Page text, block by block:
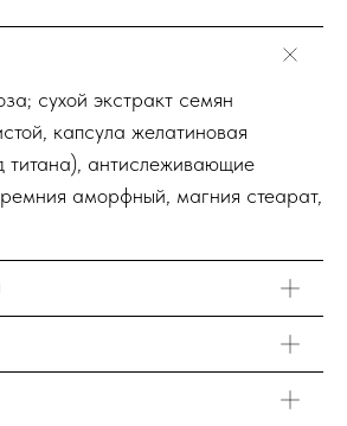
сухой экстракт семян
капсула желатиновая
титана), антислеживающие
аморфный, магния стеарат,